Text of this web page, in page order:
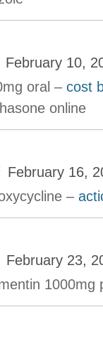
February 10,
oral – cost
online
February 16,
–
February 23,
1000mg